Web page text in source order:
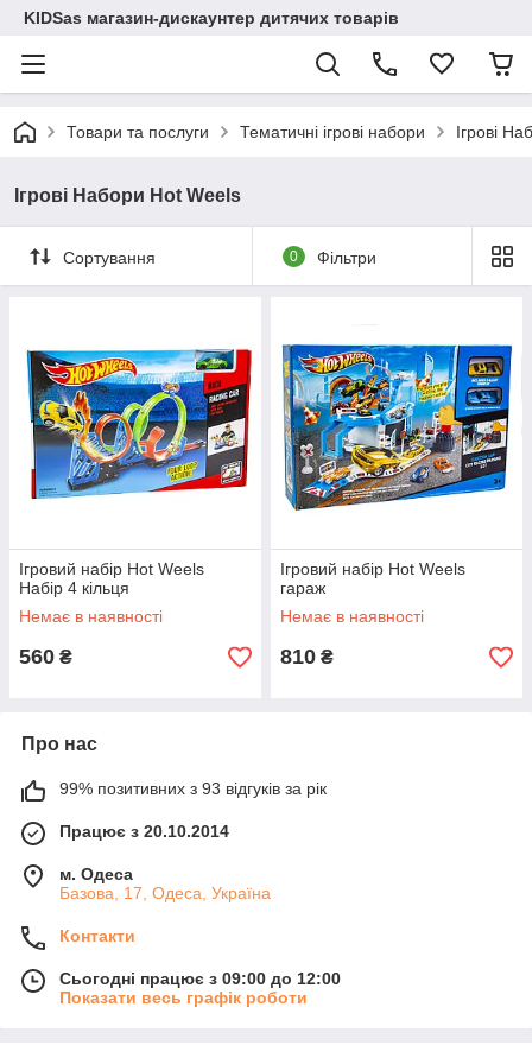
KIDSas магазин-дискаунтер дитячих товарів
Товари та послуги Тематичні ігрові набори Ігрові
Ігрові Набори Hot Weels
Сортування 0 Фільтри
Ігровий набір Hot Weels
Набір 4 кільця
Немає в наявності
560 ₴
Ігровий набір Hot Weels
гараж
Немає в наявності
810 ₴
Про нас
99% позитивних з 93 відгуків за рік
Працює з 20.10.2014
м. Одеса
Базова, 17, Одеса, Україна
Контакти
Сьогодні працює з 09:00 до 12:00
Показати весь графік роботи